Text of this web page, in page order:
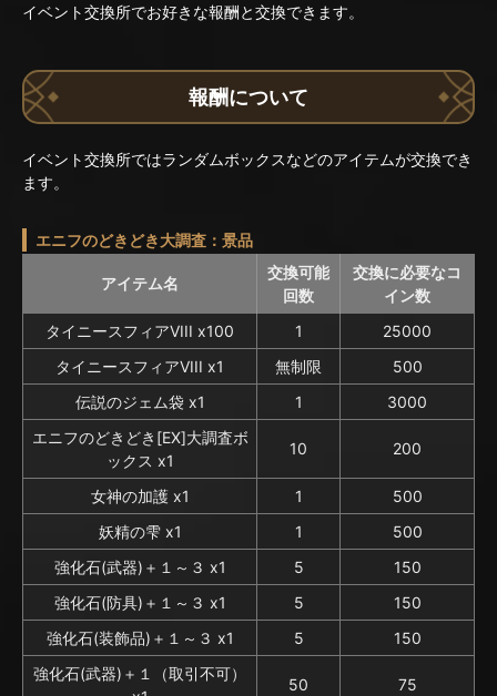
イベント交換所でお好きな報酬と交換できます。
報酬について
イベント交換所ではランダムボックスなどのアイテムが交換でき
ます。
エニフのどきどき大調査：景品
アイテム名
交換可能
回数
交換に必要なコ
イン数
タイニースフィアVIII x100
1
25000
タイニースフィアVIII x1
無制限
500
伝説のジェム袋 x1
1
3000
エニフのどきどき[EX]大調査ボ
ックス x1
10 200
女神の加護 x1 1
500
妖精の雫 x1
1
500
強化石(武器)＋１～３ x1
5
150
強化石(防具)＋１～３ x1
5
150
強化石(装飾品)＋１～３ x1
5
150
強化石(武器)＋１（取引不可）
50 75